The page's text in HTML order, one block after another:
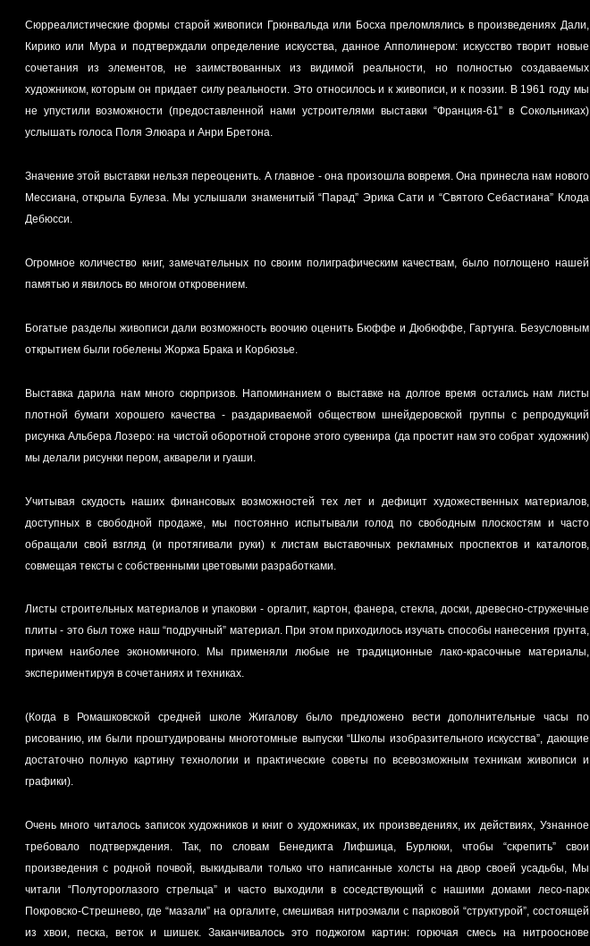
Сюрреалистические формы старой живописи Грюнвальда или Босха преломлялись в произведениях Дали,
Кирико или Мура и подтверждали определение искусства, данное Апполинером: искусство творит новые
сочетания из элементов, не заимствованных из видимой реальности, но полностью создаваемых
художником, которым он придает силу реальности. Это относилось и к живописи, и к поэзии. В 1961 году мы
не упустили возможности (предоставленной нами устроителями выставки “Франция-61” в Сокольниках)
услышать голоса Поля Элюара и Анри Бретона.
Значение этой выставки нельзя переоценить. А главное - она произошла вовремя. Она принесла нам нового
Мессиана, открыла Булеза. Мы услышали знаменитый “Парад” Эрика Сати и “Святого Себастиана” Клода
Дебюсси.
Огромное количество книг, замечательных по своим полиграфическим качествам, было поглощено нашей
памятью и явилось во многом откровением.
Богатые разделы живописи дали возможность воочию оценить Бюффе и Дюбюффе, Гартунга. Безусловным
открытием были гобелены Жоржа Брака и Корбюзье.
Выставка дарила нам много сюрпризов. Напоминанием о выставке на долгое время остались нам листы
плотной бумаги хорошего качества - раздариваемой обществом шнейдеровской группы с репродукций
рисунка Альбера Лозеро: на чистой оборотной стороне этого сувенира (да простит нам это собрат художник)
мы делали рисунки пером, акварели и гуаши.
Учитывая скудость наших финансовых возможностей тех лет и дефицит художественных материалов,
доступных в свободной продаже, мы постоянно испытывали голод по свободным плоскостям и часто
обращали свой взгляд (и протягивали руки) к листам выставочных рекламных проспектов и каталогов,
совмещая тексты с собственными цветовыми разработками.
Листы строительных материалов и упаковки - оргалит, картон, фанера, стекла, доски, древесно-стружечные
плиты - это был тоже наш “подручный” материал. При этом приходилось изучать способы нанесения грунта,
причем наиболее экономичного. Мы применяли любые не традиционные лако-красочные материалы,
экспериментируя в сочетаниях и техниках.
(Когда в Ромашковской средней школе Жигалову было предложено вести дополнительные часы по
рисованию, им были проштудированы многотомные выпуски “Школы изобразительного искусства”, дающие
достаточно полную картину технологии и практические советы по всевозможным техникам живописи и
графики).
Очень много читалось записок художников и книг о художниках, их произведениях, их действиях, Узнанное
требовало подтверждения. Так, по словам Бенедикта Лифшица, Бурлюки, чтобы “скрепить” свои
произведения с родной почвой, выкидывали только что написанные холсты на двор своей усадьбы, Мы
читали “Полутороглазого стрельца” и часто выходили в соседствующий с нашими домами лесо-парк
Покровско-Стрешнево, где “мазали” на оргалите, смешивая нитроэмали с парковой “структурой”, состоящей
из хвои, песка, веток и шишек. Заканчивалось это поджогом картин: горючая смесь на нитрооснове